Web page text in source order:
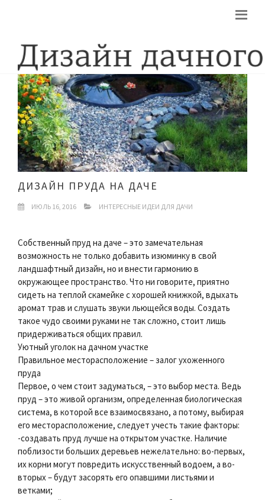
ДИЗАЙН ПРУДА НА ДАЧЕ
ИЮЛЬ 16, 2016 ИНТЕРЕСНЫЕ ИДЕИ ДЛЯ ДАЧИ
Собственный пруд на даче – это замечательная
возможность не только добавить изюминку в свой
ландшафтный дизайн, но и внести гармонию в
окружающее пространство. Что ни говорите, приятно
сидеть на теплой скамейке с хорошей книжкой, вдыхать
аромат трав и слушать звуки льющейся воды. Создать
такое чудо своими руками не так сложно, стоит лишь
придерживаться общих правил.
Уютный уголок на дачном участке
Правильное месторасположение – залог ухоженного
пруда
Первое, о чем стоит задуматься, – это выбор места. Ведь
пруд – это живой организм, определенная биологическая
система, в которой все взаимосвязано, а потому, выбирая
его месторасположение, следует учесть такие факторы:
-создавать пруд лучше на открытом участке. Наличие
поблизости больших деревьев нежелательно: во-первых,
их корни могут повредить искусственный водоем, а во-
вторых – будут засорять его опавшими листьями и
ветками;